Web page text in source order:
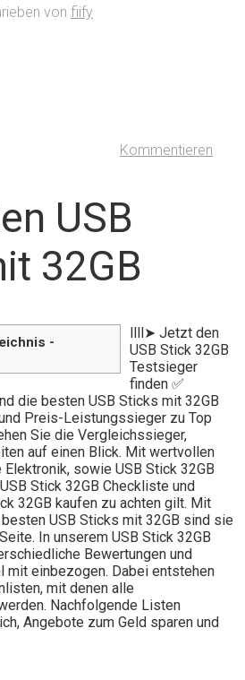
von fiify
Kommentieren
USB
32GB
-
llll➤ Jetzt den
USB Stick 32GB
Testsieger
finden ✅
die besten USB Sticks mit 32GB
Preis-Leistungssieger zu Top
Sie die Vergleichssieger,
auf einen Blick. Mit wertvollen
sowie USB Stick 32GB
Stick 32GB Checkliste und
32GB kaufen zu achten gilt. Mit
USB Sticks mit 32GB sind sie
In unserem USB Stick 32GB
Bewertungen und
mit einbezogen. Dabei entstehen
mit denen alle
Nachfolgende Listen
Angebote zum Geld sparen und